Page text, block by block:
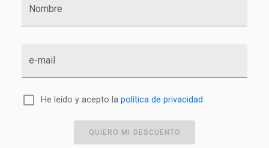
Nombre
e-mail
He leído y acepto la política de privacidad
QUIERO MI DESCUENTO